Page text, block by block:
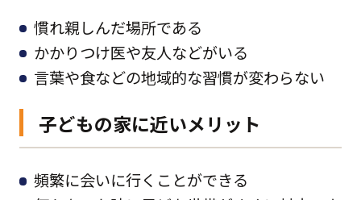
慣れ親しんだ場所である
かかりつけ医や友人などがいる
言葉や食などの地域的な習慣が変わらない
子どもの家に近いメリット
頻繁に会いに行くことができる